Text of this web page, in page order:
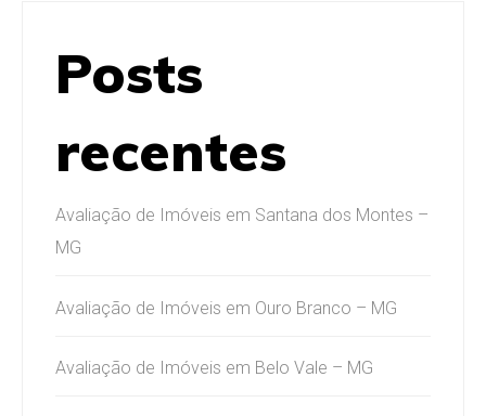
Posts
recentes
Avaliação de Imóveis em Santana dos Montes –
MG
Avaliação de Imóveis em Ouro Branco – MG
Avaliação de Imóveis em Belo Vale – MG